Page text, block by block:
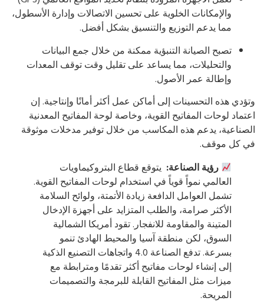
والإمكانات الخلوية على تحسين الاتصالات وإدارة الأسطول،
مما يدعم التوزيع والتنسيق بشكل أفضل.
تصبح الصيانة التنبؤية ممكنة من خلال جمع البيانات
والتحليلات، مما يساعد على تقليل وقت توقف المعدات
وإطالة عمر الأصول.
هذه التحسينات إلى أماكن عمل أكثر أمانًا وإنتاجية. إن
لوحات المفاتيح القوية، وخاصة لوحة المفاتيح المعدنية
يدعم هذه المكاسب من خلال توفير مدخلات موثوقة
كل موقف.
رؤية الصناعة:يتوقع قطاع البتروكيماويات
العالمي نمواً قوياً في استخدام لوحات المفاتيح القوية.
تشمل العوامل الدافعة زيادة الأتمتة، ولوائح السلامة
الأكثر صرامة، والطلب المتزايد على أجهزة الإدخال
المتينة والمقاومة للانفجار. تقود أمريكا الشمالية
السوق، لكن منطقة آسيا والمحيط الهادئ تنمو
بسرعة. تدفع الصناعة 4.0 واتجاهات التصنيع الذكية
إلى إنشاء لوحات مفاتيح أكثر تقدمًا ومترابطة مع
ميزات مثل المفاتيح القابلة للبرمجة والتصميمات
المريحة.